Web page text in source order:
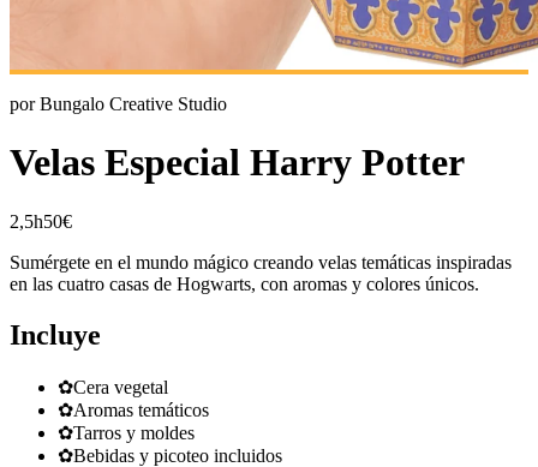
por Bungalo Creative Studio
Velas Especial Harry Potter
2,5h50€
Sumérgete en el mundo mágico creando velas temáticas inspiradas
en las cuatro casas de Hogwarts, con aromas y colores únicos.
Incluye
✿Cera vegetal
✿Aromas temáticos
✿Tarros y moldes
✿Bebidas y picoteo incluidos